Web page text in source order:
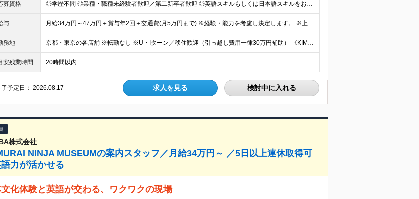
募資格 ◎学歴不問 ◎業種・職種未経験者歓迎／第二新卒者歓迎 ◎英語スキルもしくは日本語スキルをお持ちの方》 《英語力の目安》 ◎1年以上の留学経験またはTOEIC700点程度がある ※入社後にしっかりと
与 月給34万円～47万円＋賞与年2回＋交通費(月5万円まで) ※経験・能力を考慮し決定します。 ※上記月給には、固定残業代（20時間分／月4万2500円〜）を含む／超過分は全額支給
務地 京都・東京の各店舗 ※転勤なし ※U・Iターン／移住歓迎（引っ越し費用一律30万円補助） 《KIMONO TEA CEREMONY MAIKOYA KYOTO》 ★錦店 京都府京都市中京区御幸町通三
安残業時間 20時間以内
了予定日：2026.08.17 求人を見る 検討中に入れる
株式会社
NINJA MUSEUMの案内スタッフ／月給34万円～ ／5日以上連休取得可
語力が活かせる
文化体験と英語が交わる、ワクワクの現場